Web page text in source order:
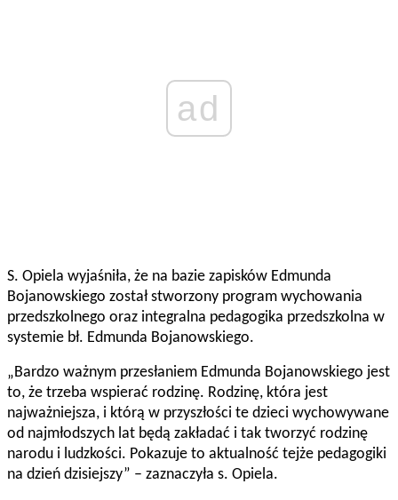
ad
S. Opiela wyjaśniła, że na bazie zapisków Edmunda
Bojanowskiego został stworzony program wychowania
przedszkolnego oraz integralna pedagogika przedszkolna w
systemie bł. Edmunda Bojanowskiego.
„Bardzo ważnym przesłaniem Edmunda Bojanowskiego jest
to, że trzeba wspierać rodzinę. Rodzinę, która jest
najważniejsza, i którą w przyszłości te dzieci wychowywane
od najmłodszych lat będą zakładać i tak tworzyć rodzinę
narodu i ludzkości. Pokazuje to aktualność tejże pedagogiki
na dzień dzisiejszy” – zaznaczyła s. Opiela.